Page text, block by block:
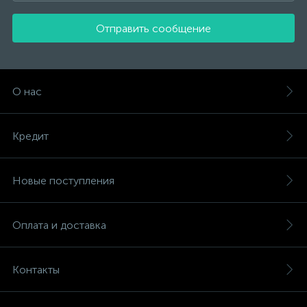
Отправить сообщение
О нас
Кредит
Новые поступления
Оплата и доставка
Контакты